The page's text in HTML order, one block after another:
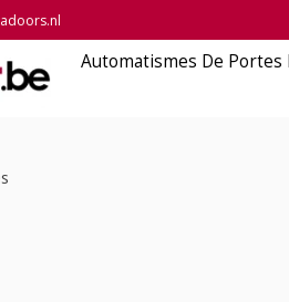
Automatismes De Portes